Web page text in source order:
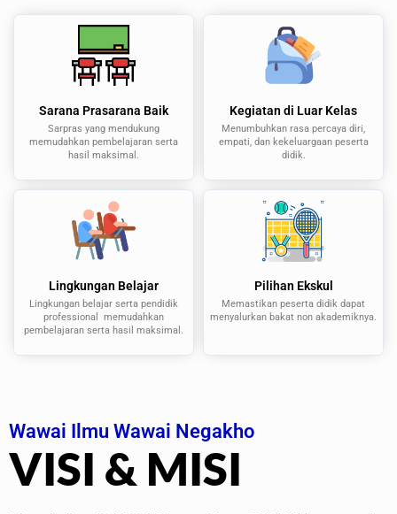
Sarana Prasarana Baik
Sarpras yang mendukung
memudahkan pembelajaran serta
hasil maksimal.
Kegiatan di Luar Kelas
Menumbuhkan rasa percaya diri,
empati, dan kekeluargaan peserta
didik.
Lingkungan Belajar
Lingkungan belajar serta pendidik
professional memudahkan
pembelajaran serta hasil maksimal.
Pilihan Ekskul
Memastikan peserta didik dapat
menyalurkan bakat non akademiknya.
Wawai Ilmu Wawai Negakho
VISI & MISI